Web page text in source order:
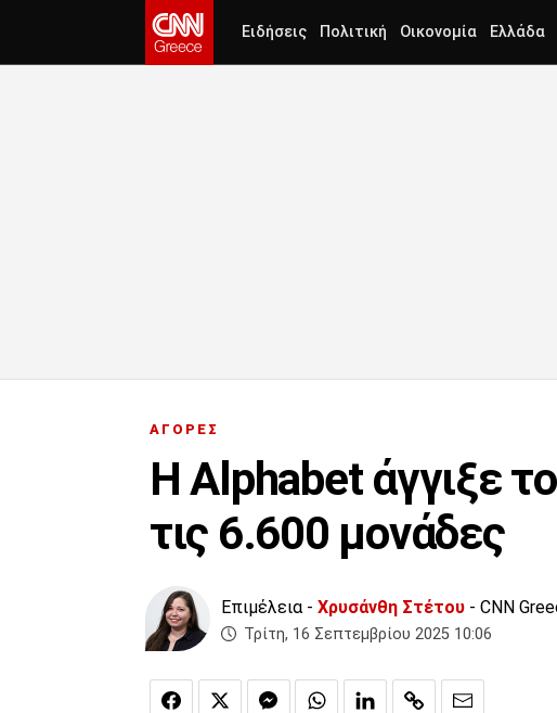
Ειδήσεις Πολιτική Οικονομία Ελλάδα
ΑΓΟΡΕΣ
Η Alphabet άγγιξε
τις 6.600 μονάδες
Επιμέλεια - Χρυσάνθη Στέτου - CNN
Τρίτη, 16 Σεπτεμβρίου 2025 10:06